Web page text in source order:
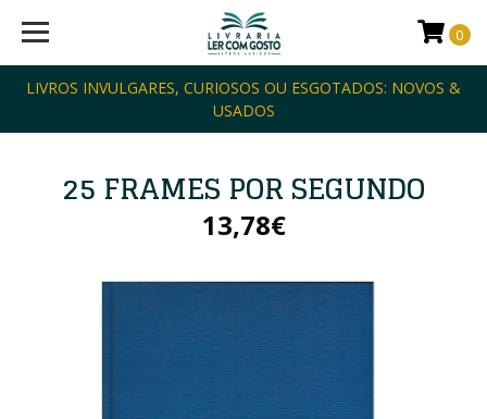
LIVROS INVULGARES, CURIOSOS OU ESGOTADOS: NOVOS &
USADOS
0
25 FRAMES POR SEGUNDO
13,78€